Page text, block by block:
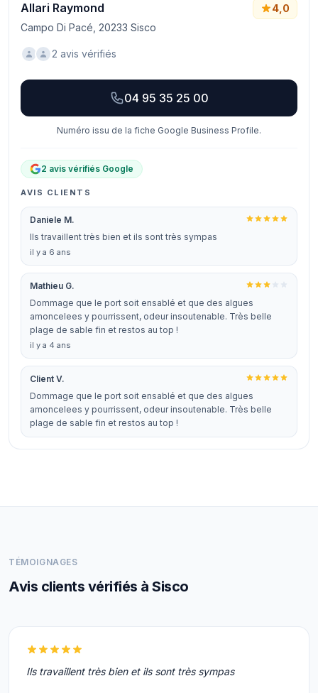
Allari Raymond
Campo Di Pacé, 20233 Sisco
4,0
2 avis vérifiés
04 95 35 25 00
Numéro issu de la fiche Google Business Profile.
2 avis vérifiés Google
AVIS CLIENTS
Daniele M.
Ils travaillent très bien et ils sont très sympas
il y a 6 ans
Mathieu G.
Dommage que le port soit ensablé et que des algues
amoncelees y pourrissent, odeur insoutenable. Très belle
plage de sable fin et restos au top !
il y a 4 ans
Client V.
Dommage que le port soit ensablé et que des algues
amoncelees y pourrissent, odeur insoutenable. Très belle
plage de sable fin et restos au top !
TÉMOIGNAGES
Avis clients vérifiés à Sisco
Ils travaillent très bien et ils sont très sympas